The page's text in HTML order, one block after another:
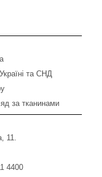
та СНД
за тканинами
11.
4400